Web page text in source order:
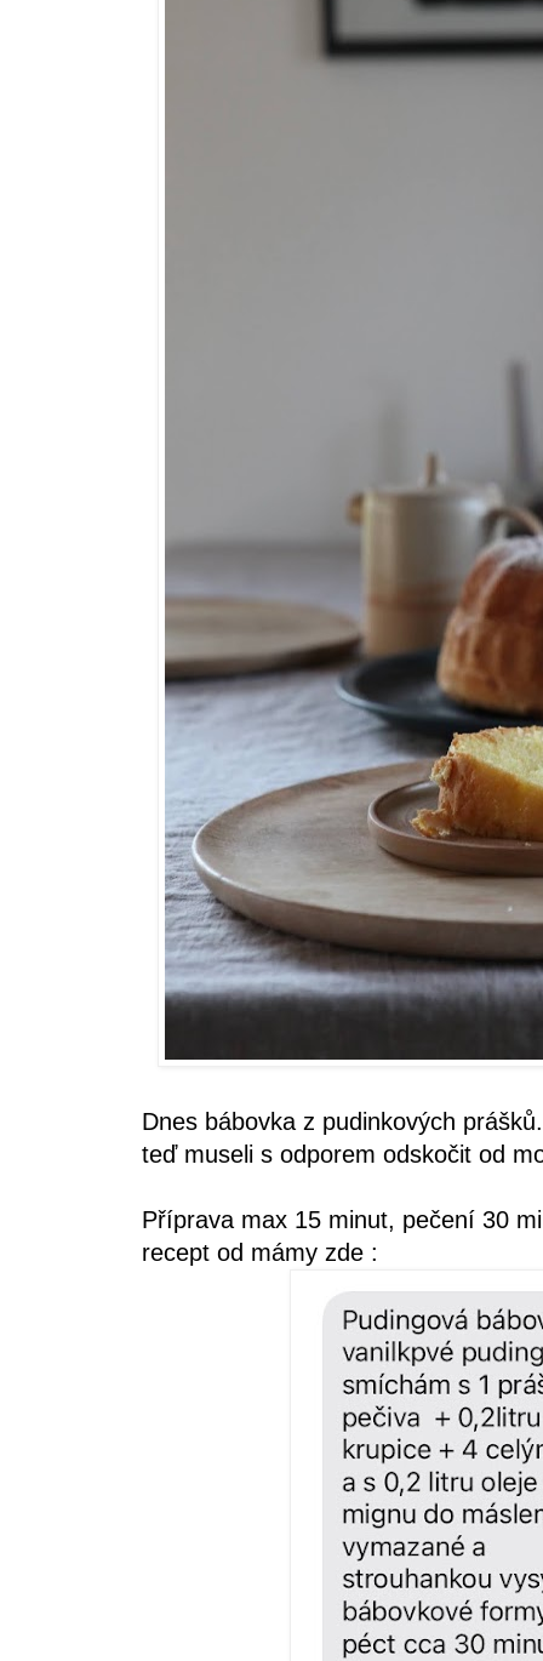
Dnes bábovka z pudinkových
teď museli s odporem odskočit od
Příprava max 15 minut, pečení 30
recept od mámy zde :